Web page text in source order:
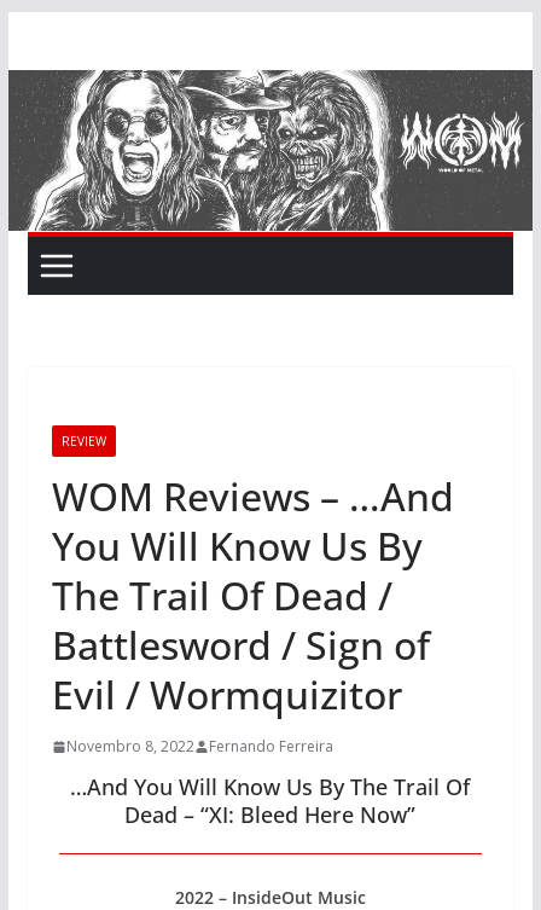
content
REVIEW
WOM Reviews – …And
You Will Know Us By
The Trail Of Dead /
Battlesword / Sign of
Evil / Wormquizitor
Novembro 8, 2022 Fernando Ferreira
…And You Will Know Us By The Trail Of
Dead – “XI: Bleed Here Now”
2022 – InsideOut Music